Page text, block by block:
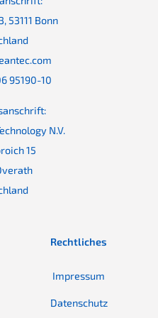
53111 Bonn
95190-10
N.V.
15
Rechtliches
Impressum
Datenschutz